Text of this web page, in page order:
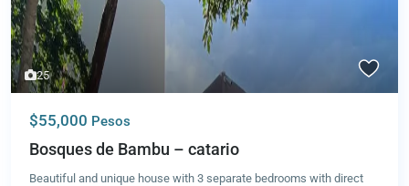
25
$55,000 Pesos
Bosques de Bambu – catario
Beautiful and unique house with 3 separate bedrooms with direct